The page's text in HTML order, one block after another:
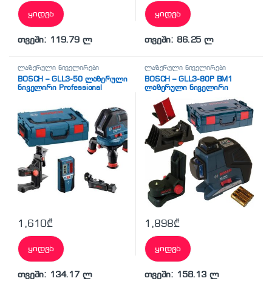
ყიდვა
თვეში: 119.79 ლ
ყიდვა
თვეში: 86.25 ლ
ლაზერული ნიველირები
BOSCH – GLL3-50 ლაზერული
ნიველირი Professional
1,610₾
ყიდვა
თვეში: 134.17 ლ
ლაზერული ნიველირები
BOSCH – GLL3-80P BM1
ლაზერული ნიველირი
1,898₾
ყიდვა
თვეში: 158.13 ლ